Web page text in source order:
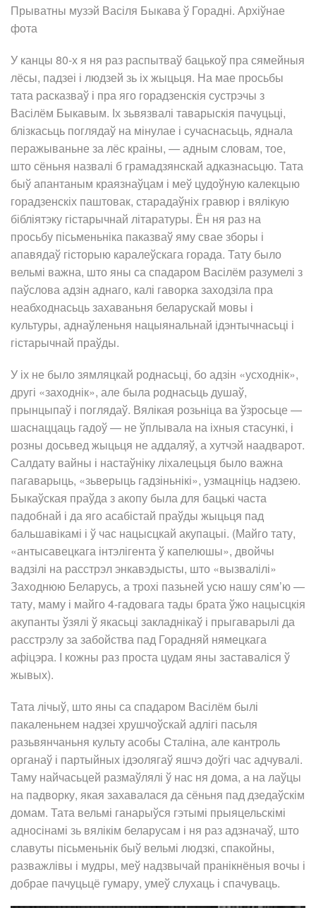
Прыватны музэй Васіля Быкава ў Горадні. Архіўнае
фота
У канцы 80-х я ня раз распытваў бацькоў пра сямейныя
лёсы, падзеі і людзей зь іх жыцьця. На мае просьбы
тата расказваў і пра яго горадзенскія сустрэчы з
Васілём Быкавым. Іх зьвязвалі таварыскія пачуцьці,
блізкасьць поглядаў на мінулае і сучаснасьць, яднала
перажываньне за лёс краіны, — адным словам, тое,
што сёньня назвалі б грамадзянскай адказнасьцю. Тата
быў апантаным краязнаўцам і меў цудоўную калекцыю
горадзенскіх паштовак, старадаўніх гравюр і вялікую
бібліятэку гістарычнай літаратуры. Ён ня раз на
просьбу пісьменьніка паказваў яму свае зборы і
апавядаў гісторыю каралеўскага горада. Тату было
вельмі важна, што яны са спадаром Васілём разумелі з
паўслова адзін аднаго, калі гаворка заходзіла пра
неабходнасьць захаваньня беларускай мовы і
культуры, аднаўленьня нацыянальнай ідэнтычнасьці і
гістарычнай праўды.
У іх не было зямляцкай роднасьці, бо адзін «усходнік»,
другі «заходнік», але была роднасьць душаў,
прынцыпаў і поглядаў. Вялікая розьніца ва ўзросьце —
шаснаццаць гадоў — не ўплывала на іхныя стасункі, і
розны досьвед жыцьця не аддаляў, а хутчэй наадварот.
Салдату вайны і настаўніку ліхалецьця было важна
пагаварыць, «зьверыць гадзіньнікі», узмацніць надзею.
Быкаўская праўда з акопу была для бацькі часта
падобнай і да яго асабістай праўды жыцьця пад
бальшавікамі і ў час нацысцкай акупацыі. (Майго тату,
«антысавецкага інтэлігента ў капелюшы», двойчы
вадзілі на расстрэл энкавэдысты, што «вызвалілі»
Заходнюю Беларусь, а трохі пазьней усю нашу сям’ю —
тату, маму і майго 4-гадовага тады брата ўжо нацысцкія
акупанты ўзялі ў якасьці закладнікаў і прыгаварылі да
расстрэлу за забойства пад Горадняй нямецкага
афіцэра. І кожны раз проста цудам яны заставаліся ў
жывых).
Тата лічыў, што яны са спадаром Васілём былі
пакаленьнем надзеі хрушчоўскай адлігі пасьля
разьвянчаньня культу асобы Сталіна, але кантроль
органаў і партыйных ідэолягаў яшчэ доўгі час адчувалі.
Таму найчасьцей размаўлялі ў нас ня дома, а на лаўцы
на падворку, якая захавалася да сёньня пад дзедаўскім
домам. Тата вельмі ганарыўся гэтымі прыяцельскімі
адносінамі зь вялікім беларусам і ня раз адзначаў, што
славуты пісьменьнік быў вельмі людзкі, спакойны,
разважлівы і мудры, меў надзвычай пранікнёныя вочы і
добрае пачуцьцё гумару, умеў слухаць і спачуваць.